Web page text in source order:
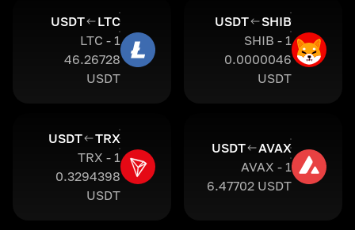
SHIB
USDT
1 SHIB -
0.0000046
USDT
LTC
USDT
1 LTC -
46.26728
USDT
AVAX
USDT
1 AVAX -
6.47702 USDT
TRX
USDT
1 TRX -
0.3294398
USDT